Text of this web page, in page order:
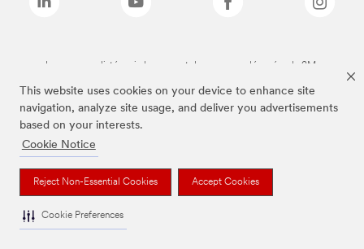
This website uses cookies on your device to enhance site
navigation, analyze site usage, and deliver you advertisements
based on your interests.
Cookie Notice
Reject Non-Essential Cookies Accept Cookies
Cookie Preferences
Les marques listées ci-dessus sont des marques déposées de 3M.